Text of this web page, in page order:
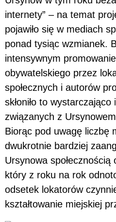
internety” – na temat
pojawiło się w mediach
ponad tysiąc wzmianek.
intensywnym
obywatelskiego przez
społecznych i autorów
skłoniło to
związanych z
Biorąc pod uwagę liczbę
dwukrotnie bardziej
Ursynowa społecznością
który z roku na rok
odsetek lokatorów
kształtowanie miejskiej